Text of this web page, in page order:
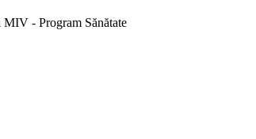
MIV - Program Sănătate